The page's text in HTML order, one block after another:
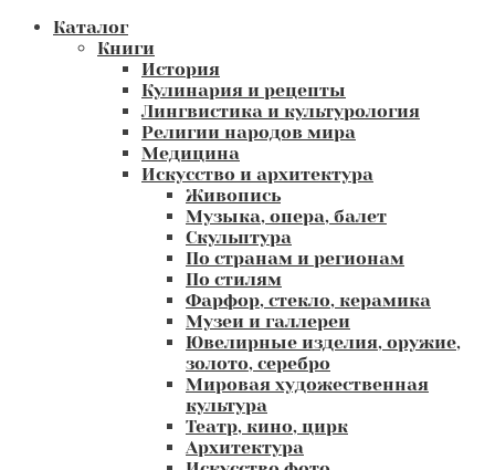
Каталог
Книги
История
Кулинария и рецепты
Лингвистика и культурология
Религии народов мира
Медицина
Искусство и архитектура
Живопись
Музыка, опера, балет
Скульптура
По странам и регионам
По стилям
Фарфор, стекло, керамика
Музеи и галлереи
Ювелирные изделия, оружие,
золото, серебро
Мировая художественная
культура
Театр, кино, цирк
Архитектура